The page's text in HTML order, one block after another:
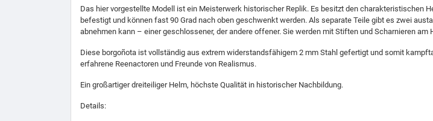
Das hier vorgestellte Modell ist ein Meisterwerk historischer Replik. Es besitzt den charakteristischen
befestigt und können fast 90 Grad nach oben geschwenkt werden. Als separate Teile gibt es zwei
abnehmen kann – einer geschlossener, der andere offener. Sie werden mit Stiften und Scharnieren
Diese borgoñota ist vollständig aus extrem widerstandsfähigem 2 mm Stahl gefertigt und somit
erfahrene Reenactoren und Freunde von Realismus.
Ein großartiger dreiteiliger Helm, höchste Qualität in historischer Nachbildung.
Details: